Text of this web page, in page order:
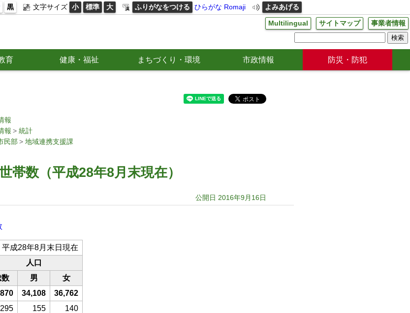
黒 文字サイズ 小 標準 大 ふりがなをつける ひらがな Romaji よみあげる
Multilingual サイトマップ 事業者情報
育 健康・福祉 まちづくり・環境 市政情報 防災・防犯
報
報
統計
民部 地域連携支援課
帯数（平成28年8月末現在）
公開日 2016年9月16日
平成28年8月末日現在
人口
男
女
34,108
36,762
295 155
140